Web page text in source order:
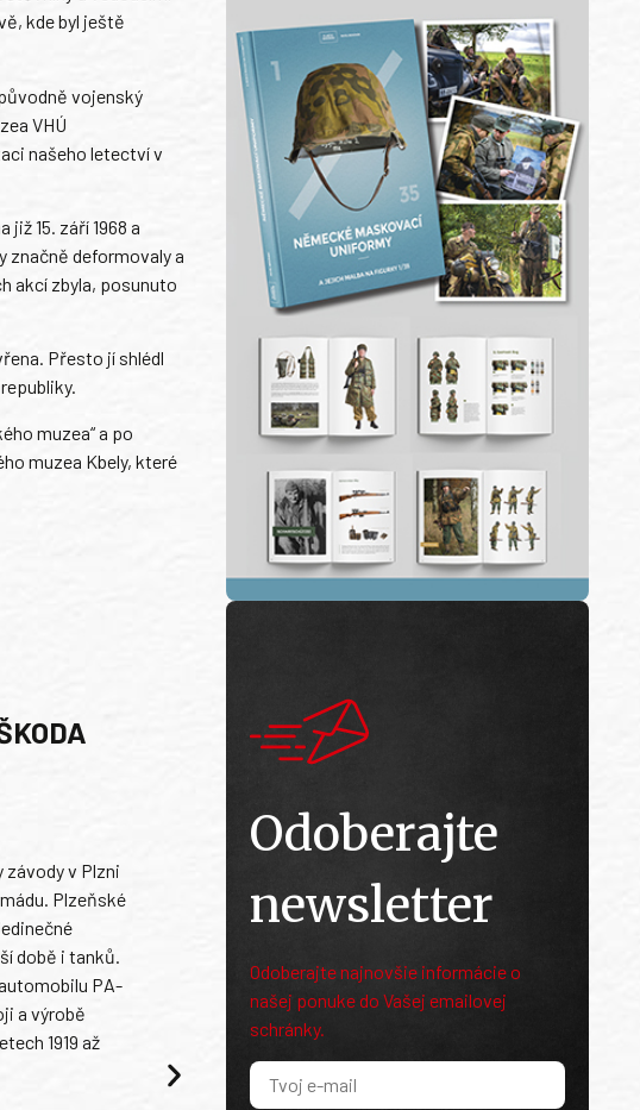
kde byl ještě
vojenský
VHÚ
našeho letectví v
15. září 1968 a
značně deformovaly a
akcí zbyla, posunuto
Přesto jí shlédl
muzea“ a po
muzea Kbely, které
závody v Plzni
Plzeňské
době i tanků.
PA-
a výrobě
1919 až
Odoberajte
newsletter
Odoberajte najnovšie informácie o
našej ponuke do Vašej emailovej
schránky.